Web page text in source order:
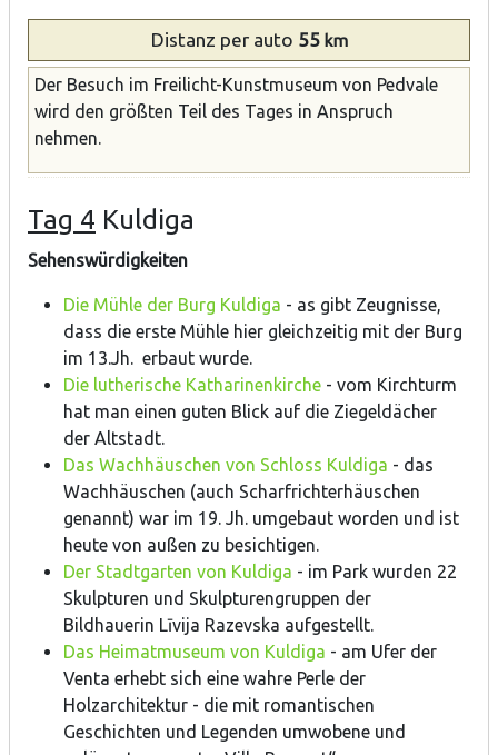
Distanz per auto 55km
Der Besuch im Freilicht-Kunstmuseum von Pedvale
wird den größten Teil des Tages in Anspruch
nehmen.
Tag 4 Kuldiga
Sehenswürdigkeiten
Die Mühle der Burg Kuldiga - as gibt Zeugnisse,
dass die erste Mühle hier gleichzeitig mit der Burg
im 13.Jh. erbaut wurde.
Die lutherische Katharinenkirche - vom Kirchturm
hat man einen guten Blick auf die Ziegeldächer
der Altstadt.
Das Wachhäuschen von Schloss Kuldiga - das
Wachhäuschen (auch Scharfrichterhäuschen
genannt) war im 19. Jh. umgebaut worden und ist
heute von außen zu besichtigen.
Der Stadtgarten von Kuldiga - im Park wurden 22
Skulpturen und Skulpturengruppen der
Bildhauerin Līvija Razevska aufgestellt.
Das Heimatmuseum von Kuldiga - am Ufer der
Venta erhebt sich eine wahre Perle der
Holzarchitektur - die mit romantischen
Geschichten und Legenden umwobene und